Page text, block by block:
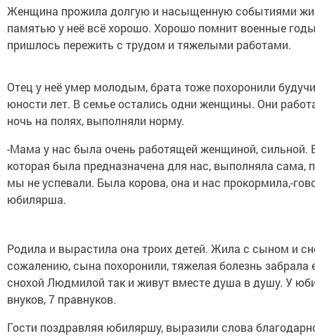
Женщина прожила долгую и насыщенную событиями
памятью у неё всё хорошо. Хорошо помнит военные
пришлось пережить с трудом и тяжелыми работами.
Отец у неё умер молодым, брата тоже похоронили
юности лет. В семье остались одни женщины. Они
ночь на полях, выполняли норму.
-Мама у нас была очень работящей женщиной, сильной.
которая была предназначена для нас, выполняла сама,
мы не успевали. Была корова, она и нас прокормила,-
юбилярша.
Родила и вырастила она троих детей. Жила с сыном и
сожалению, сына похоронили, тяжелая болезнь забрала
снохой Людмилой так и живут вместе душа в душу. У
внуков, 7 правнуков.
Гости поздравляя юбиляршу, выразили слова